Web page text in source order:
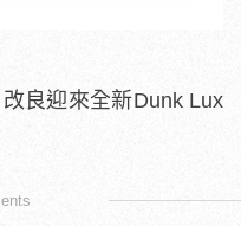
良迎來全新Dunk Lux